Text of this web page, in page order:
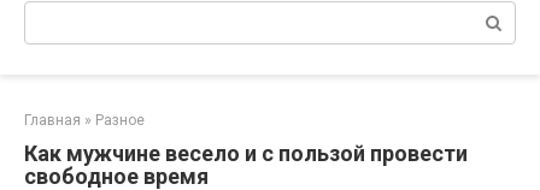
Поиск:
Главная » Разное
Как мужчине весело и с пользой провести
свободное время